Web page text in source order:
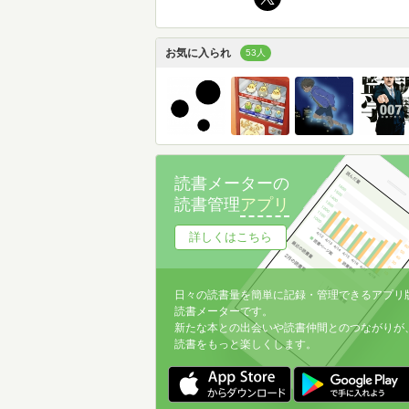
お気に入られ 53人
読書メーターの
読書管理アプリ
詳しくはこちら
日々の読書量を簡単に記録・管理できるアプリ
読書メーターです。
新たな本との出会いや読書仲間とのつながりが
読書をもっと楽しくします。